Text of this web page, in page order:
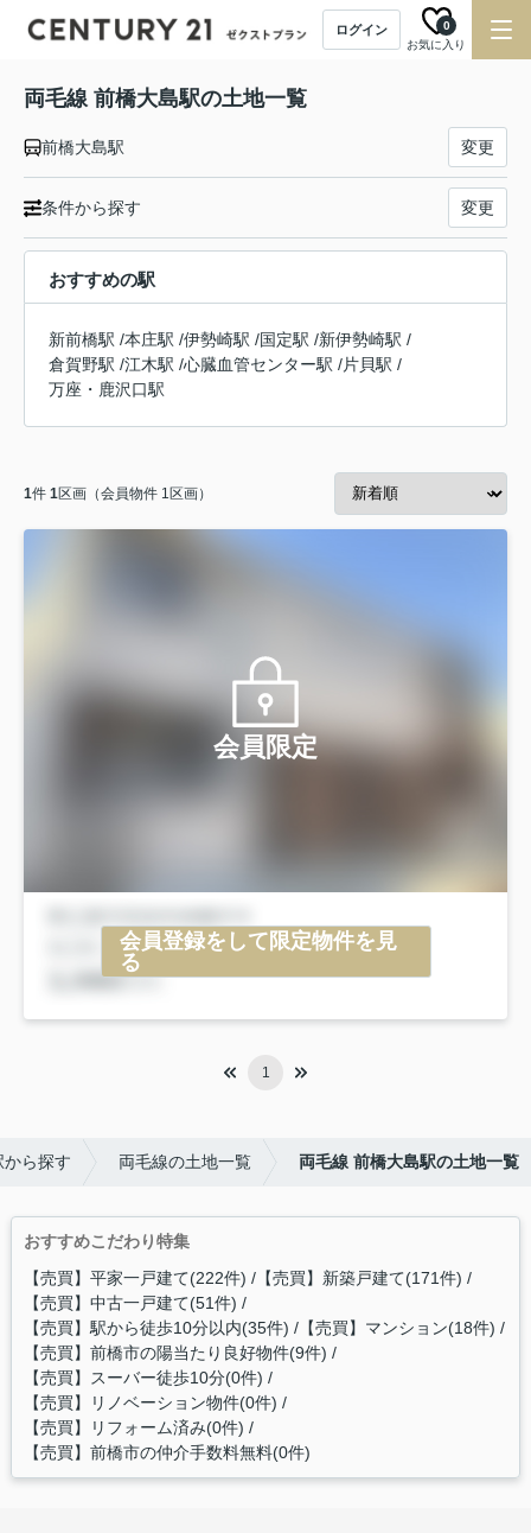
ログイン
お気に入り
0
両毛線 前橋大島駅の土地一覧
前橋大島駅 変更
条件から探す 変更
おすすめの駅
新前橋駅 /本庄駅 /伊勢崎駅 /国定駅 /新伊勢崎駅 /
倉賀野駅 /江木駅 /心臓血管センター駅 /片貝駅 /
万座・鹿沢口駅
1件 1区画（会員物件 1区画）
会員限定
会員登録をして限定物件を見
る
1
ら探す 両毛線の土地一覧 両毛線 前橋大島駅の土地一覧
おすすめこだわり特集
【売買】平家一戸建て(222件) 【売買】新築戸建て(171件)
【売買】中古一戸建て(51件)
【売買】駅から徒歩10分以内(35件) 【売買】マンション(18件)
【売買】前橋市の陽当たり良好物件(9件)
【売買】スーバー徒歩10分(0件)
【売買】リノベーション物件(0件)
【売買】リフォーム済み(0件)
【売買】前橋市の仲介手数料無料(0件)